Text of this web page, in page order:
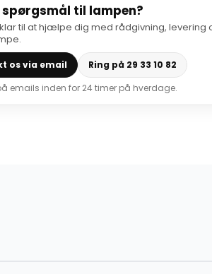
spørgsmål til lampen?
til at hjælpe dig med rådgivning, levering
os via email
Ring på 29 33 10 82
emails inden for 24 timer på hverdage.